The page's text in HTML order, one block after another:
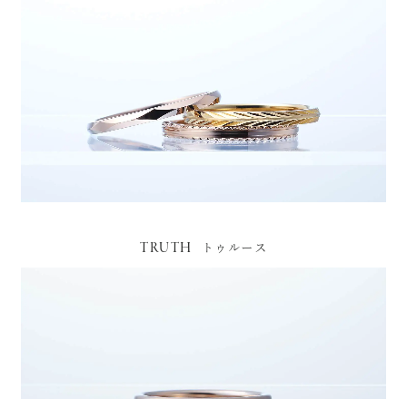
TRUTH トゥルース